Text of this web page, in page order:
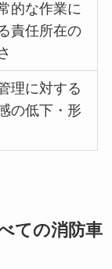
的な作業に
責任所在の
理に対する
の低下・形
ての消防車